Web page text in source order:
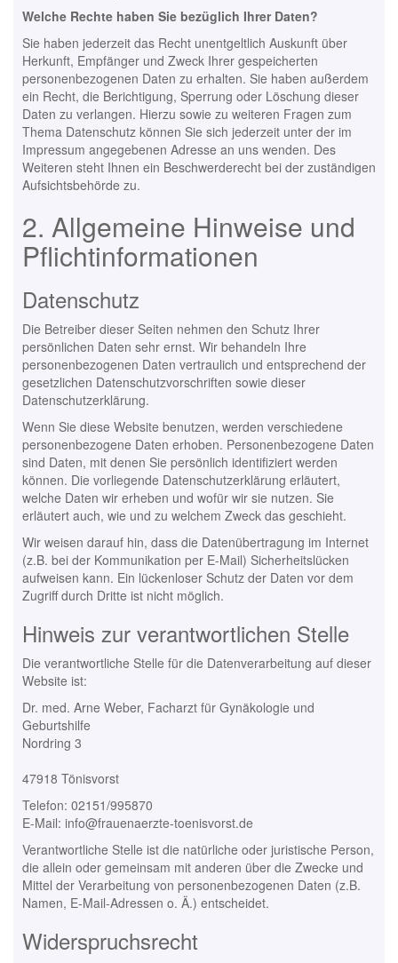
Welche Rechte haben Sie bezüglich Ihrer Daten?
Sie haben jederzeit das Recht unentgeltlich Auskunft über
Herkunft, Empfänger und Zweck Ihrer gespeicherten
personenbezogenen Daten zu erhalten. Sie haben außerdem
ein Recht, die Berichtigung, Sperrung oder Löschung dieser
Daten zu verlangen. Hierzu sowie zu weiteren Fragen zum
Thema Datenschutz können Sie sich jederzeit unter der im
Impressum angegebenen Adresse an uns wenden. Des
Weiteren steht Ihnen ein Beschwerderecht bei der zuständigen
Aufsichtsbehörde zu.
2. Allgemeine Hinweise und
Pflichtinformationen
Datenschutz
Die Betreiber dieser Seiten nehmen den Schutz Ihrer
persönlichen Daten sehr ernst. Wir behandeln Ihre
personenbezogenen Daten vertraulich und entsprechend der
gesetzlichen Datenschutzvorschriften sowie dieser
Datenschutzerklärung.
Wenn Sie diese Website benutzen, werden verschiedene
personenbezogene Daten erhoben. Personenbezogene Daten
sind Daten, mit denen Sie persönlich identifiziert werden
können. Die vorliegende Datenschutzerklärung erläutert,
welche Daten wir erheben und wofür wir sie nutzen. Sie
erläutert auch, wie und zu welchem Zweck das geschieht.
Wir weisen darauf hin, dass die Datenübertragung im Internet
(z.B. bei der Kommunikation per E-Mail) Sicherheitslücken
aufweisen kann. Ein lückenloser Schutz der Daten vor dem
Zugriff durch Dritte ist nicht möglich.
Hinweis zur verantwortlichen Stelle
Die verantwortliche Stelle für die Datenverarbeitung auf dieser
Website ist:
Dr. med. Arne Weber, Facharzt für Gynäkologie und
Geburtshilfe
Nordring 3
47918 Tönisvorst
Telefon: 02151/995870
E-Mail: info@frauenaerzte-toenisvorst.de
Verantwortliche Stelle ist die natürliche oder juristische Person,
die allein oder gemeinsam mit anderen über die Zwecke und
Mittel der Verarbeitung von personenbezogenen Daten (z.B.
Namen, E-Mail-Adressen o. Ä.) entscheidet.
Widerspruchsrecht